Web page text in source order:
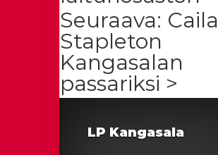
Seuraava: Caila
Stapleton
Kangasalan
passariksi >
LP Kangasala